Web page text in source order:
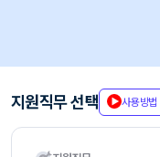
지원직무 선택 사용방법